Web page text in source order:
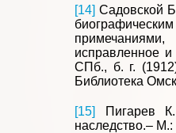
[14] Садовской
исправленное
СПб., б. г.
Библиотека
[15]
Пигарев
наследство.–